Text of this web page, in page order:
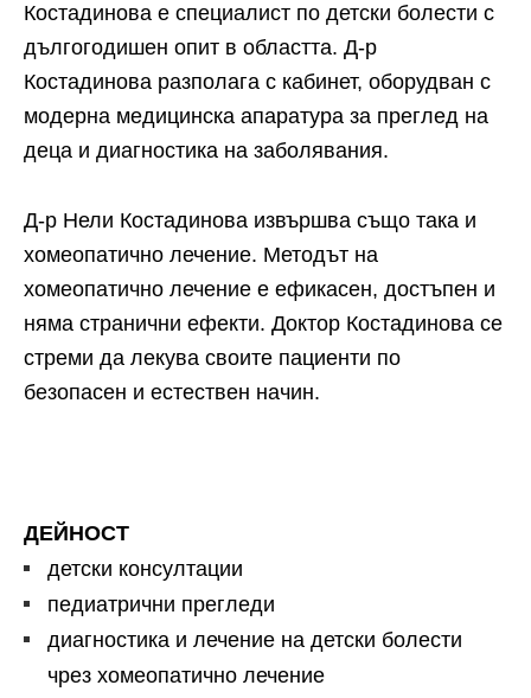
Костадинова е специалист по детски болести с
дългогодишен опит в областта. Д-р
Костадинова разполага с кабинет, оборудван с
модерна медицинска апаратура за преглед на
деца и диагностика на заболявания.
Д-р Нели Костадинова извършва също така и
хомеопатично лечение. Методът на
хомеопатично лечение е ефикасен, достъпен и
няма странични ефекти. Доктор Костадинова се
стреми да лекува своите пациенти по
безопасен и естествен начин.
ДЕЙНОСТ
детски консултации
педиатрични прегледи
диагностика и лечение на детски болести
чрез хомеопатично лечение